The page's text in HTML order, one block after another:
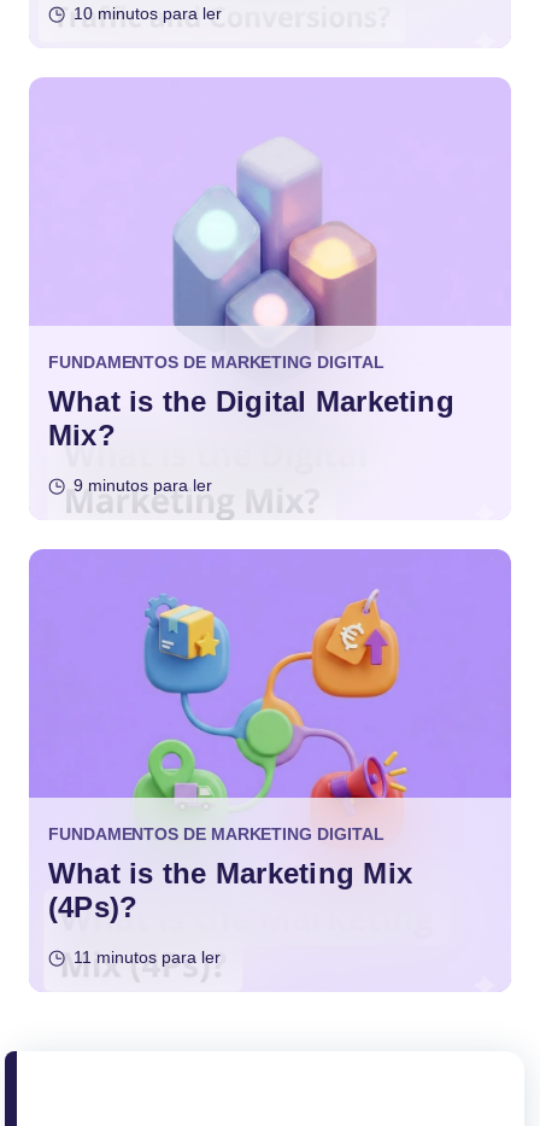
10 minutos para ler
FUNDAMENTOS DE MARKETING DIGITAL
What is the Digital Marketing
Mix?
9 minutos para ler
FUNDAMENTOS DE MARKETING DIGITAL
What is the Marketing Mix
(4Ps)?
11 minutos para ler